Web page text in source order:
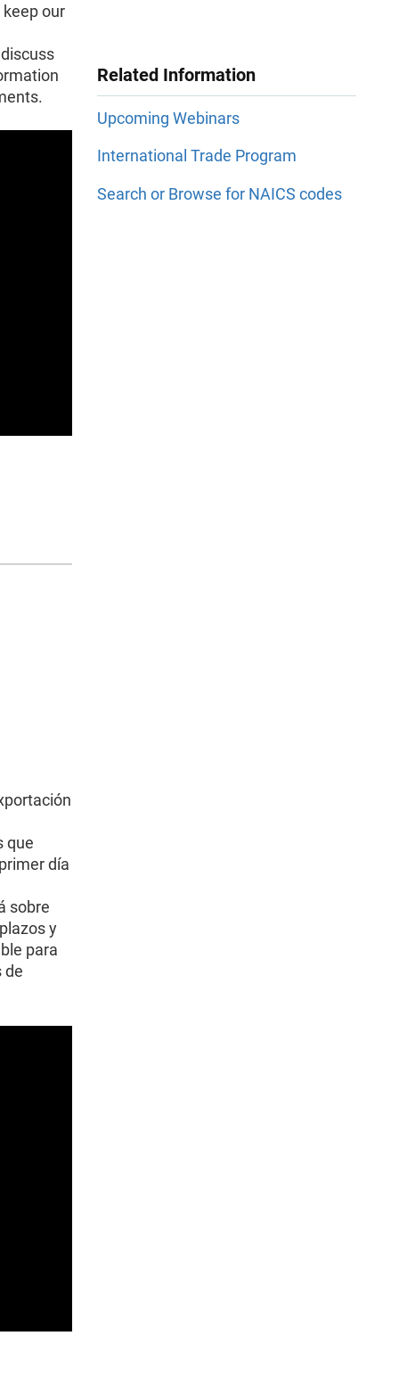
our
que
día
sobre
y
para
de
Related Information
Upcoming Webinars
International Trade Program
Search or Browse for NAICS codes